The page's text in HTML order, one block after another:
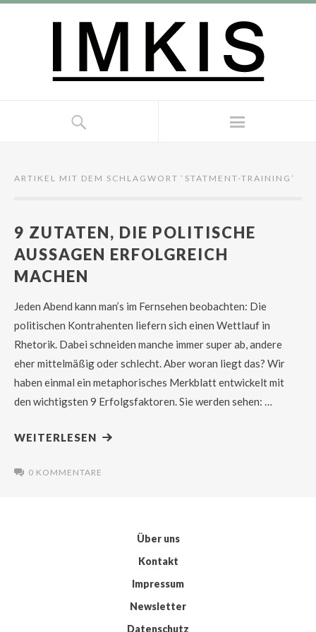
ARTIKEL MIT DEM SCHLAGWORT ‘ STATMENT-TRAINING ’
9 ZUTATEN, DIE POLITISCHE
AUSSAGEN ERFOLGREICH
MACHEN
Jeden Abend kann man’s im Fernsehen beobachten: Die
politischen Kontrahenten liefern sich einen Wettlauf in
Rhetorik. Dabei schneiden manche immer super ab, andere
eher mittelmäßig oder schlecht. Aber woran liegt das? Wir
haben einmal ein metaphorisches Merkblatt entwickelt mit
den wichtigsten 9 Erfolgsfaktoren. Sie werden sehen: …
WEITERLESEN
0 KOMMENTARE
Über uns
Kontakt
Impressum
Newsletter
Datenschutz